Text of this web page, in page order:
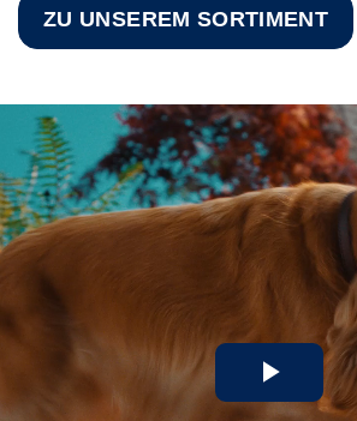
ZU UNSEREM SORTIMENT
Play